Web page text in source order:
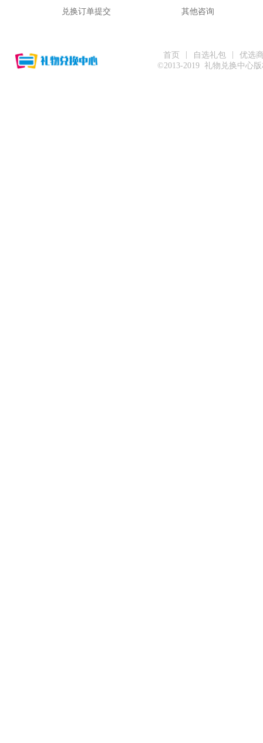
兑换订单提交
其他咨询
首页 | 自选礼包 |
优选
©2013-2019 礼物兑换中心版